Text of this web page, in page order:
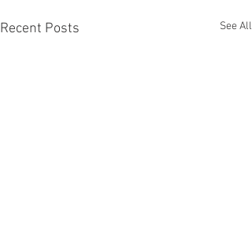
Recent Posts See All